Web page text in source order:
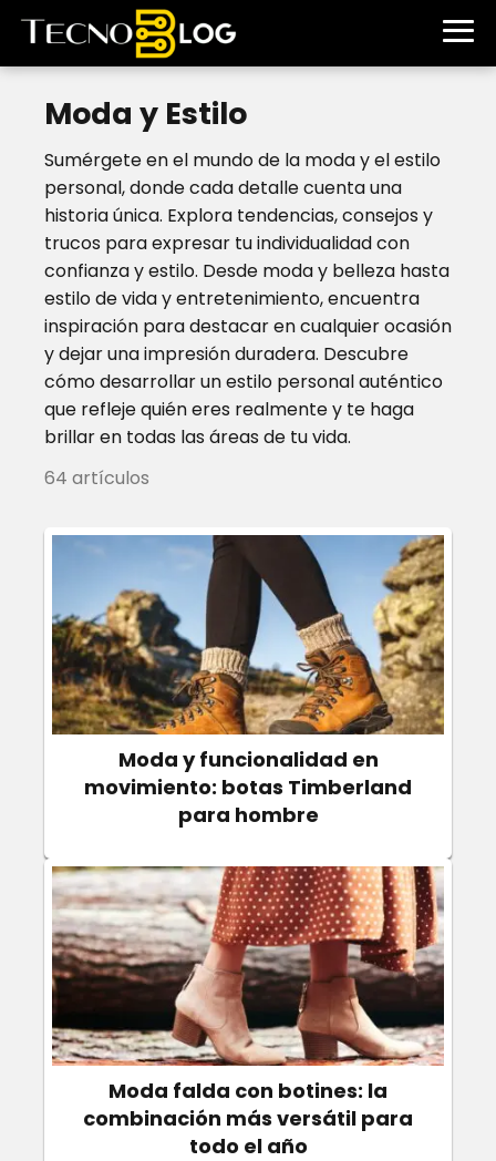
Moda y Estilo
Sumérgete en el mundo de la moda y el estilo
personal, donde cada detalle cuenta una
historia única. Explora tendencias, consejos y
trucos para expresar tu individualidad con
confianza y estilo. Desde moda y belleza hasta
estilo de vida y entretenimiento, encuentra
inspiración para destacar en cualquier ocasión
y dejar una impresión duradera. Descubre
cómo desarrollar un estilo personal auténtico
que refleje quién eres realmente y te haga
brillar en todas las áreas de tu vida.
64 artículos
Moda y funcionalidad en
movimiento: botas Timberland
para hombre
Moda falda con botines: la
combinación más versátil para
todo el año